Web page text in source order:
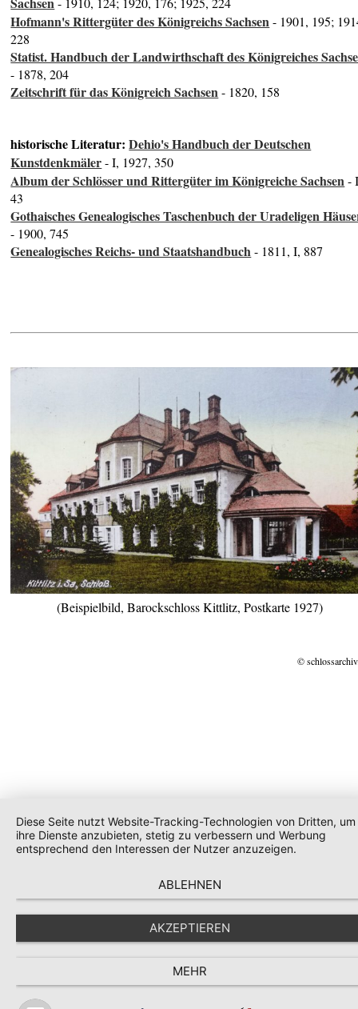
Hofmann's Rittergüter des Königreichs Sachsen- 1901, 195;
228
Statist. Handbuch der Landwirthschaft des Königreiches
- 1878, 204
Zeitschrift für das Königreich Sachsen- 1820, 158
historische Literatur:Dehio's Handbuch der Deutschen
Kunstdenkmäler- I, 1927, 350
Album der Schlösser und Rittergüter im Königreiche Sachsen-
43
Gothaisches Genealogisches Taschenbuch der Uradeligen
- 1900, 745
Genealogisches Reichs- und Staatshandbuch- 1811, I, 887
(Beispielbild, Barockschloss Kittlitz, Postkarte 1927)
©
Diese Seite nutzt Website-Tracking-Technologien von Dritten, um
ihre Dienste anzubieten, stetig zu verbessern und Werbung
entsprechend den Interessen der Nutzer anzuzeigen.
ABLEHNEN
AKZEPTIEREN
MEHR